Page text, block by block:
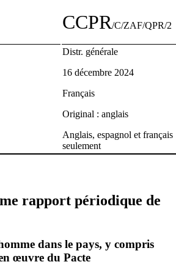
CCPR/C/ZAF/QPR/2
Distr. générale
16 décembre 2024
Français
Original : anglais
Anglais, espagnol et français
seulement
rapport périodique de
dans le pays, y compris
œuvre du Pacte